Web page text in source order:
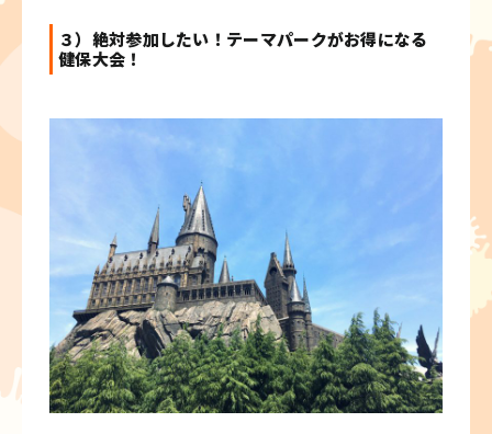
３）絶対参加したい！テーマパークがお得になる
健保大会！